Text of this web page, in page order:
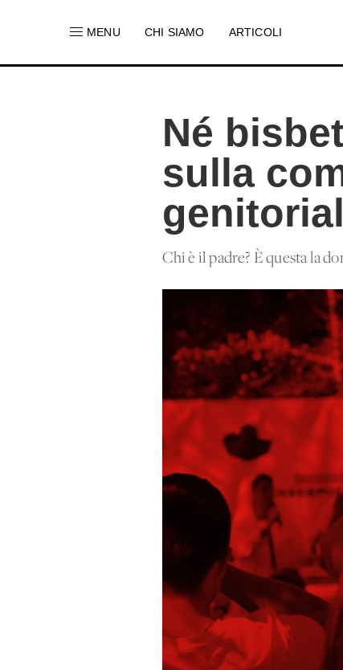
MENU CHI SIAMO ARTICOLI
Né
sulla
Chi è il padre? È questa la